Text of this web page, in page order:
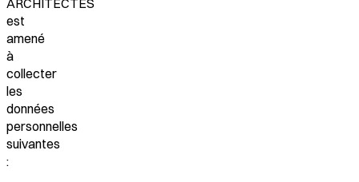
est
amené
à
collecter
les
données
personnelles
suivantes
: